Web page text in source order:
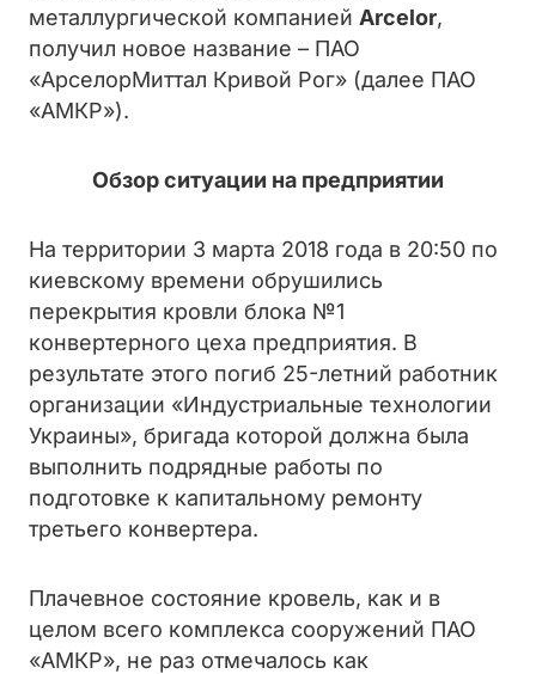
металлургической компанией Arcelor,
получил новое название – ПАО
«АрселорМиттал Кривой Рог» (далее ПАО
«АМКР»).
Обзор ситуации на предприятии
На территории 3 марта 2018 года в 20:50 по
киевскому времени обрушились
перекрытия кровли блока №1
конвертерного цеха предприятия. В
результате этого погиб 25-летний работник
организации «Индустриальные технологии
Украины», бригада которой должна была
выполнить подрядные работы по
подготовке к капитальному ремонту
третьего конвертера.
Плачевное состояние кровель, как и в
целом всего комплекса сооружений ПАО
«АМКР», не раз отмечалось как